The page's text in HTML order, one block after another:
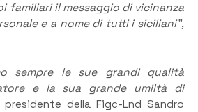
familiari il messaggio di vicinanza
e a nome di tutti i siciliani”,
sempre le sue grandi qualità
e la sua grande umiltà di
della Figc-Lnd Sandro